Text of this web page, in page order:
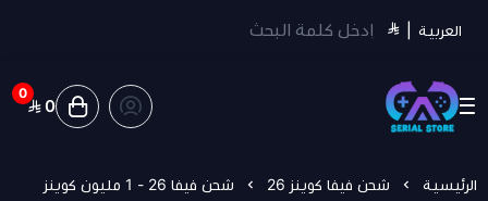
العربية
سيريل ستور | Serial Store
0
0
الرئيسية شحن فيفا كوينز 26 شحن فيفا 26 - 1 مليون كوينز